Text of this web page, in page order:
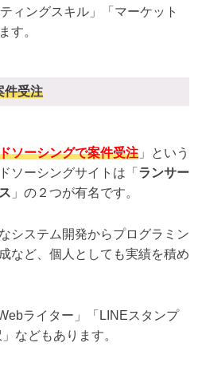
ィングスキル」「マーケット
す。
件受注
ソーシングで案件受注 」という
ソーシングサイトは「 ランサー
」の２つが有名です。
システム開発からプログラミン
など、個人としても実績を積め
ライター」「LINEスタンプ
などもあります。